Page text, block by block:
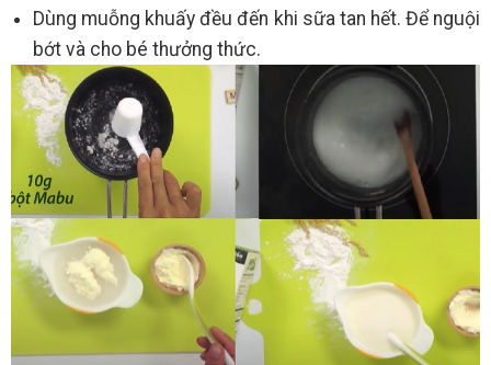
Dùng muỗng khuấy đều đến khi sữa tan hết. Để nguội
bớt và cho bé thưởng thức.